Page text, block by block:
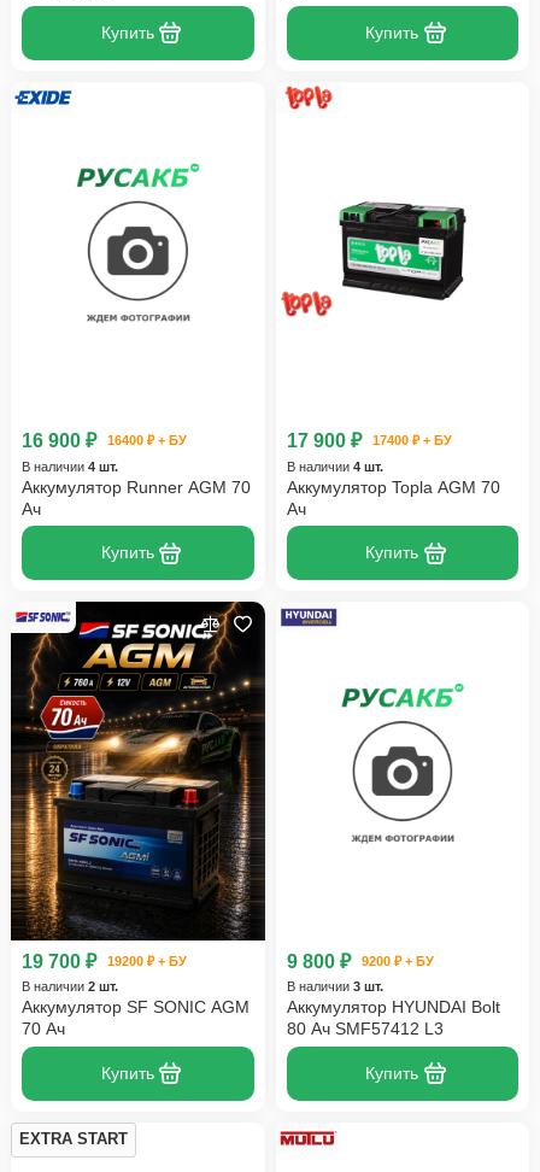
Купить Купить
16 900 ₽
16400 ₽ + БУ
В наличии 4 шт.
Аккумулятор Runner AGM 70
Ач
Купить
17 900 ₽
17400 ₽ + БУ
В наличии 4 шт.
Аккумулятор Topla AGM 70
Ач
Купить
19 700 ₽
19200 ₽ + БУ
В наличии 2 шт.
Аккумулятор SF SONIC AGM
70 Ач
Купить
9 800 ₽
9200 ₽ + БУ
В наличии 3 шт.
Аккумулятор HYUNDAI Bolt
80 Ач SMF57412 L3
Купить
EXTRA START